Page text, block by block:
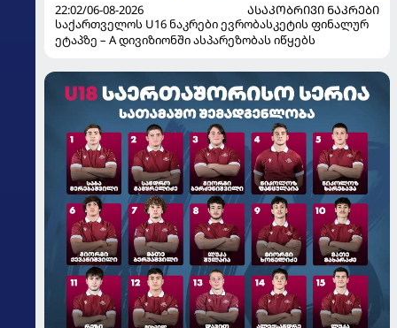
22:02/06-08-2026
ᲐᲡᲐᲙᲝᲑᲠᲘᲕᲘ ᲜᲐᲙᲠᲔᲑᲘ
საქართველოს U16 ნაკრები ევრობასკეტის ფინალურ
ეტაპზე – A დივიზიონში ასპარეზობას იწყებს